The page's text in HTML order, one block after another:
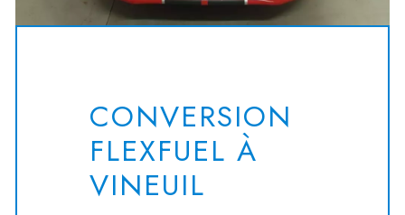
CONVERSION
FLEXFUEL À
VINEUIL